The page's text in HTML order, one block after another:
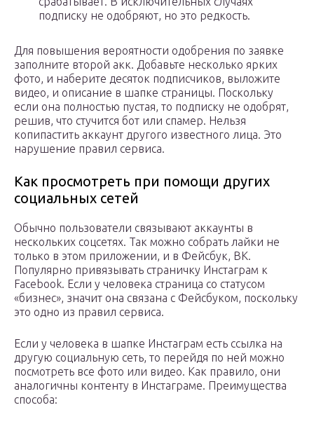
подписку не одобряют, но это редкость.
Для повышения вероятности одобрения по заявке
заполните второй акк. Добавьте несколько ярких
фото, и наберите десяток подписчиков, выложите
видео, и описание в шапке страницы. Поскольку
если она полностью пустая, то подписку не одобрят,
решив, что стучится бот или спамер. Нельзя
копипастить аккаунт другого известного лица. Это
нарушение правил сервиса.
Как просмотреть при помощи других
социальных сетей
Обычно пользователи связывают аккаунты в
нескольких соцсетях. Так можно собрать лайки не
только в этом приложении, и в Фейсбук, ВК.
Популярно привязывать страничку Инстаграм к
Facebook. Если у человека страница со статусом
«бизнес», значит она связана с Фейсбуком, поскольку
это одно из правил сервиса.
Если у человека в шапке Инстаграм есть ссылка на
другую социальную сеть, то перейдя по ней можно
посмотреть все фото или видео. Как правило, они
аналогичны контенту в Инстаграме. Преимущества
способа: